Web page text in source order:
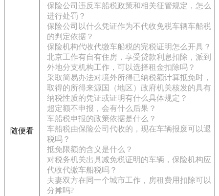
随便看
保险公司违反车船税政策和相关征管规定，怎么
进行处罚？
保险公司以什么凭证作为不代收免税车辆车船税
的判定依据？
保险机构代收代缴车船税的完税证明怎么开具？
北京工作有自有住房，享受贷款利息扣除，派到
外地分支机构工作，可以选择租金扣除吗？
采取简易办法对境外所得已纳税额计算抵免时，
取得的所得来源国（地区）政府机关核发的具有
纳税性质的凭证或证明有什么具体规定？
超定额不申报，会有什么后果？
车船税申报的政策依据是什么？
车船税由保险公司代收的，现在车辆报废可以退
税吗？
抵免限额的含义是什么？
对税务机关出具减免税证明的车辆，保险机构应
代收代缴车船税吗？
夫妻双方在同一个城市工作，房租费用扣除可以
分摊吗?